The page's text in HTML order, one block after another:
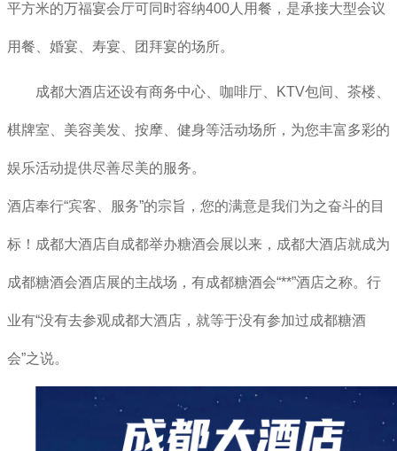
平方米的万福宴会厅可同时容纳400人用餐，是承接大型会议
用餐、婚宴、寿宴、团拜宴的场所。
成都大酒店还设有商务中心、咖啡厅、KTV包间、茶楼、
棋牌室、美容美发、按摩、健身等活动场所，为您丰富多彩的
娱乐活动提供尽善尽美的服务。
酒店奉行“宾客、服务”的宗旨，您的满意是我们为之奋斗的目
标！ 成都大酒店自成都举办糖酒会展以来，成都大酒店就成为
成都糖酒会酒店展的主战场，有成都糖酒会“**”酒店之称。行
业有“没有去参观成都大酒店，就等于没有参加过成都糖酒
会”之说。